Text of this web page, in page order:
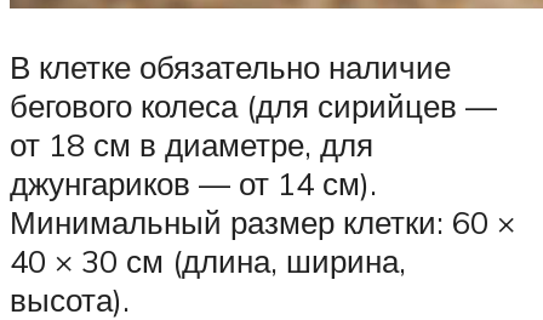
В клетке обязательно наличие
бегового колеса (для сирийцев —
от 18 см в диаметре, для
джунгариков — от 14 см).
Минимальный размер клетки: 60 ×
40 × 30 см (длина, ширина,
высота).